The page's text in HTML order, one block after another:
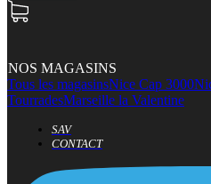
NOS MAGASINS
Tous les magasinsNice Cap 3000
TourradesMarseille la Valentine
SAV
CONTACT